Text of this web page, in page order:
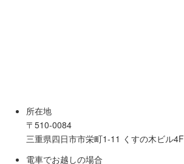
所在地
〒510-0084
三重県四日市市栄町1-11 くすの木ビル4F
電車でお越しの場合